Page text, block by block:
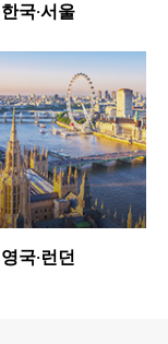
한국·서울
영국·런던